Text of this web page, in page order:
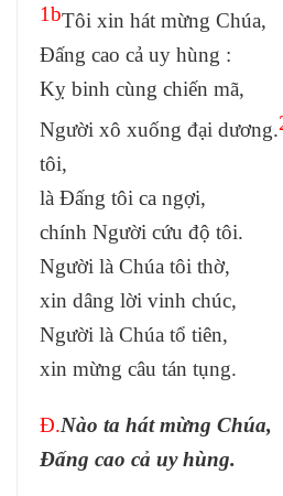
1bTôi xin hát mừng Chúa,
Đấng cao cả uy hùng :
Kỵ binh cùng chiến mã,
Người xô xuống đại dương.
tôi,
là Đấng tôi ca ngợi,
chính Người cứu độ tôi.
Người là Chúa tôi thờ,
xin dâng lời vinh chúc,
Người là Chúa tổ tiên,
xin mừng câu tán tụng.
Đ.Nào ta hát mừng Chúa,
Đấng cao cả uy hùng.